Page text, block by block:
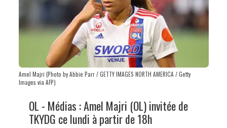
Amel Majri (Photo by Abbie Parr / GETTY IMAGES NORTH AMERICA / Getty
Images via AFP)
OL - Médias : Amel Majri (OL) invitée de
TKYDG ce lundi à partir de 18h